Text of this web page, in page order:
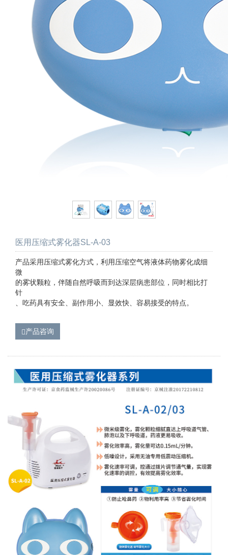
医用压缩式雾化器SL-A-03
产品采用压缩式雾化方式，利用压缩空气将液体药物雾化成细
微
的雾状颗粒，伴随自然呼吸而到达深层病患部位，同时相比打
针
、吃药具有安全、副作用小、显效快、容易接受的特点。
产品咨询